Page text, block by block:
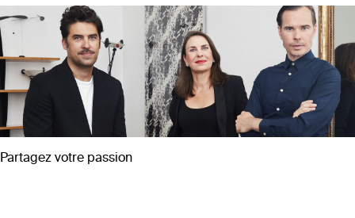
Partagez votre passion